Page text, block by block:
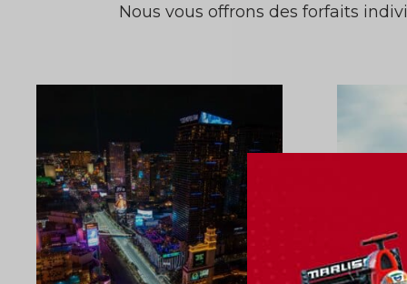
Nous vous offrons des forfaits